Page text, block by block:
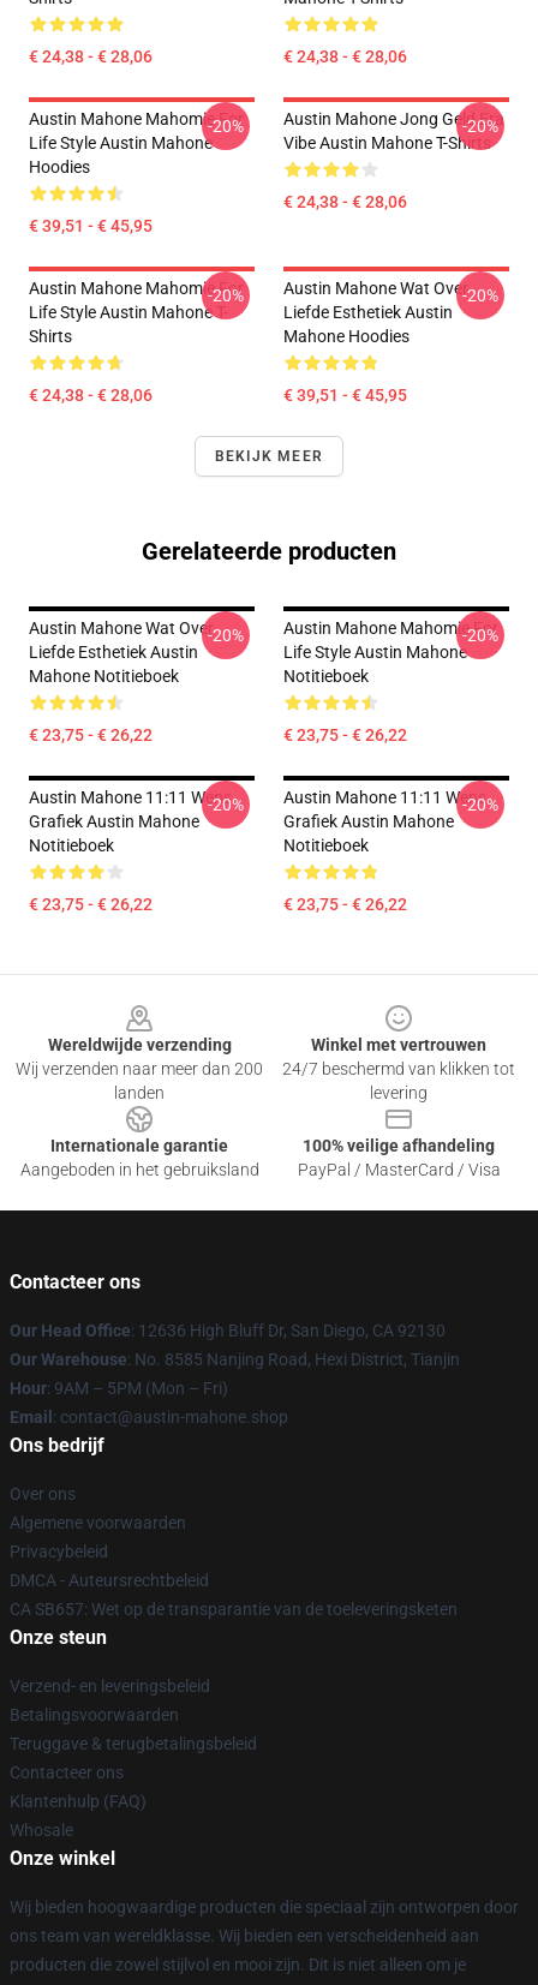
€ 24,38 - € 28,06 € 24,38 - € 28,06
Austin Mahone Mahomie For
Life Style Austin Mahone
Hoodies
€ 39,51 - € 45,95
-20%
Austin Mahone Jong Geld Era
Vibe Austin Mahone T-Shirts
€ 24,38 - € 28,06
-20%
Austin Mahone Mahomie For
Life Style Austin Mahone T-
Shirts
€ 24,38 - € 28,06
-20%
Austin Mahone Wat Over
Liefde Esthetiek Austin
Mahone Hoodies
€ 39,51 - € 45,95
-20%
BEKIJK MEER
Gerelateerde producten
Austin Mahone Wat Over
Liefde Esthetiek Austin
Mahone Notitieboek
€ 23,75 - € 26,22
-20%
Austin Mahone Mahomie For
Life Style Austin Mahone
Notitieboek
€ 23,75 - € 26,22
-20%
Austin Mahone 11:11 Wens
Grafiek Austin Mahone
Notitieboek
€ 23,75 - € 26,22
-20%
Austin Mahone 11:11 Wens
Grafiek Austin Mahone
Notitieboek
€ 23,75 - € 26,22
-20%
Wereldwijde verzending
Wij verzenden naar meer dan 200
landen
Winkel met vertrouwen
24/7 beschermd van klikken tot
levering
Internationale garantie
Aangeboden in het gebruiksland
100% veilige afhandeling
PayPal / MasterCard / Visa
Contacteer ons
Our Head Office: 12636 High Bluff Dr, San Diego, CA 92130
Our Warehouse: No. 8585 Nanjing Road, Hexi District, Tianjin
Hour: 9AM – 5PM (Mon – Fri)
Email : contact@austin-mahone.shop
Ons bedrijf
Over ons
Algemene voorwaarden
Privacybeleid
DMCA - Auteursrechtbeleid
CA SB657: Wet op de transparantie van de toeleveringsketen
Onze steun
Verzend- en leveringsbeleid
Betalingsvoorwaarden
Teruggave & terugbetalingsbeleid
Contacteer ons
Klantenhulp (FAQ)
Whosale
Onze winkel
Wij bieden hoogwaardige producten die speciaal zijn ontworpen door
ons team van wereldklasse. Wij bieden een verscheidenheid aan
producten die zowel stijlvol en mooi zijn. Dit is niet alleen om je